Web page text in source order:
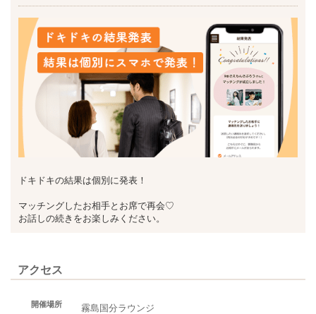
ドキドキの結果は個別に発表！
マッチングしたお相手とお席で再会♡
お話しの続きをお楽しみください。
アクセス
開催場所
霧島国分ラウンジ